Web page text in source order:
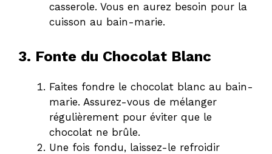
casserole. Vous en aurez besoin pour la
cuisson au bain-marie.
3. Fonte du Chocolat Blanc
Faites fondre le chocolat blanc au bain-
marie. Assurez-vous de mélanger
régulièrement pour éviter que le
chocolat ne brûle.
Une fois fondu, laissez-le refroidir